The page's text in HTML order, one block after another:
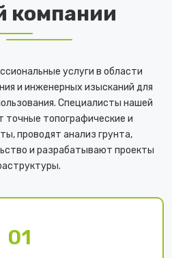
компании
услуги в области
и инженерных изысканий для
Специалисты нашей
точные топографические и
проводят анализ грунта,
и разрабатывают проекты
01